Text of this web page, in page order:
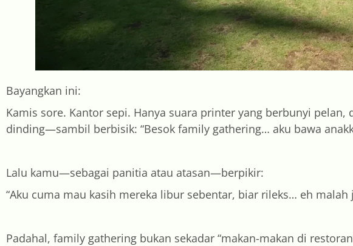
Bayangkan ini:
Kamis sore. Kantor sepi. Hanya suara printer yang berbunyi
dinding—sambil berbisik: “Besok family gathering… aku bawa
Lalu kamu—sebagai panitia atau atasan—berpikir:
“Aku cuma mau kasih mereka libur sebentar, biar rileks… eh malah
Padahal, family gathering bukan sekadar “makan-makan di